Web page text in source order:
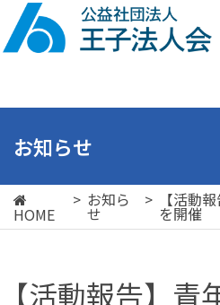
お知らせ
HOME
> お知ら
せ
> 【活動
を開催
【活動報告】青